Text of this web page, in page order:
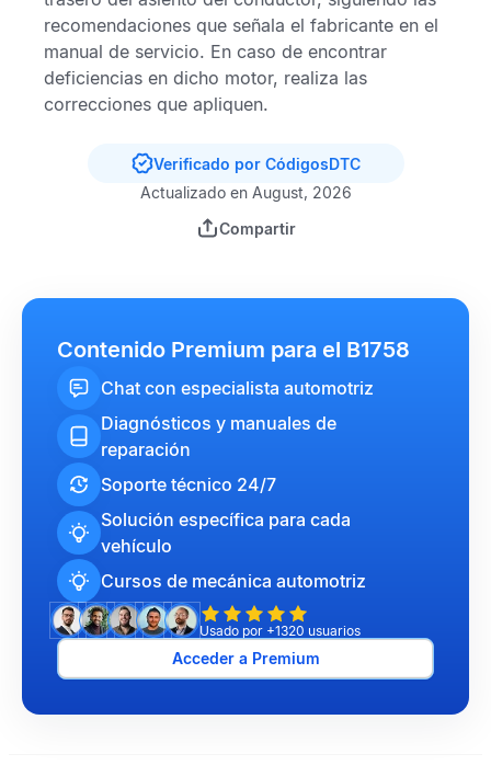
recomendaciones que señala el fabricante en el
manual de servicio. En caso de encontrar
deficiencias en dicho motor, realiza las
correcciones que apliquen.
Verificado por CódigosDTC
Actualizado en August, 2026
Compartir
Contenido Premium para el B1758
Chat con especialista automotriz
Diagnósticos y manuales de
reparación
Soporte técnico 24/7
Solución específica para cada
vehículo
Cursos de mecánica automotriz
Usado por +1320 usuarios
Acceder a Premium